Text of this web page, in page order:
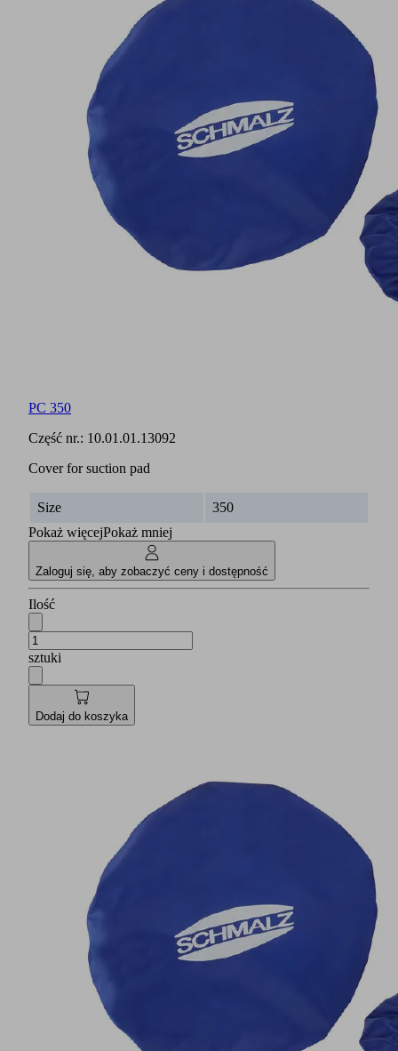
PC 350
Część nr.: 10.01.01.13092
Cover for suction pad
Size
350
Pokaż więcejPokaż mniej
Zaloguj się, aby zobaczyć ceny i dostępność
Ilość
sztuki
Dodaj do koszyka